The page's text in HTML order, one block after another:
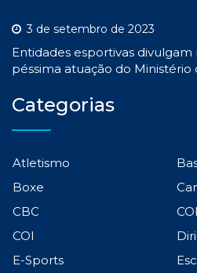
3 de setembro de 2023
Entidades esportivas
péssima atuação do Ministério
Categorias
Atletismo
Boxe
CBC
COI
E-Sports